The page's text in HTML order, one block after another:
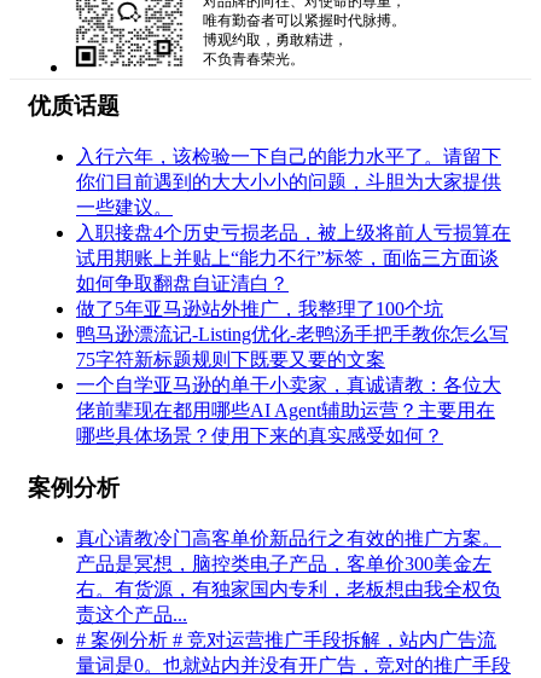
唯有勤奋者可以紧握时代脉搏。
博观约取，勇敢精进，
不负青春荣光。
优质话题
入行六年，该检验一下自己的能力水平了。请留下
你们目前遇到的大大小小的问题，斗胆为大家提供
一些建议。
入职接盘4个历史亏损老品，被上级将前人亏损算在
试用期账上并贴上“能力不行”标签，面临三方面谈
如何争取翻盘自证清白？
做了5年亚马逊站外推广，我整理了100个坑
鸭马逊漂流记-Listing优化-老鸭汤手把手教你怎么写
75字符新标题规则下既要又要的文案
一个自学亚马逊的单干小卖家，真诚请教：各位大
佬前辈现在都用哪些AI Agent辅助运营？主要用在
哪些具体场景？使用下来的真实感受如何？
案例分析
真心请教冷门高客单价新品行之有效的推广方案。
产品是冥想，脑控类电子产品，客单价300美金左
右。有货源，有独家国内专利，老板想由我全权负
责这个产品...
# 案例分析 # 竞对运营推广手段拆解，站内广告流
量词是0。也就站内并没有开广告，竞对的推广手段